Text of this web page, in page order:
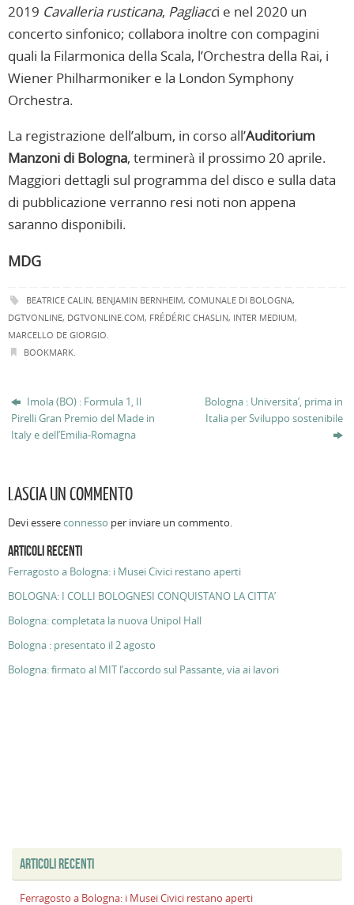
2019 Cavalleria rusticana, Pagliacci e nel 2020 un
concerto sinfonico; collabora inoltre con compagini
quali la Filarmonica della Scala, l’Orchestra della Rai, i
Wiener Philharmoniker e la London Symphony
Orchestra.
La registrazione dell’album, in corso all’Auditorium
Manzoni di Bologna, terminerà il prossimo 20 aprile.
Maggiori dettagli sul programma del disco e sulla data
di pubblicazione verranno resi noti non appena
saranno disponibili.
MDG
BEATRICE CALIN, BENJAMIN BERNHEIM, COMUNALE DI BOLOGNA,
DGTVONLINE, DGTVONLINE.COM, FRÉDÉRIC CHASLIN, INTER MEDIUM,
MARCELLO DE GIORGIO
BOOKMARK.
Imola (BO) : Formula 1, Il
Pirelli Gran Premio del Made in
Italy e dell’Emilia-Romagna
Bologna : Universita’, prima in
Italia per Sviluppo sostenibile
LASCIA UN COMMENTO
Devi essereconnesso per inviare un commento.
ARTICOLI RECENTI
Ferragosto a Bologna: i Musei Civici restano aperti
BOLOGNA: I COLLI BOLOGNESI CONQUISTANO LA CITTA’
Bologna: completata la nuova Unipol Hall
Bologna : presentato il 2 agosto
Bologna: firmato al MIT l’accordo sul Passante, via ai lavori
ARTICOLI RECENTI
Ferragosto a Bologna: i Musei Civici restano aperti